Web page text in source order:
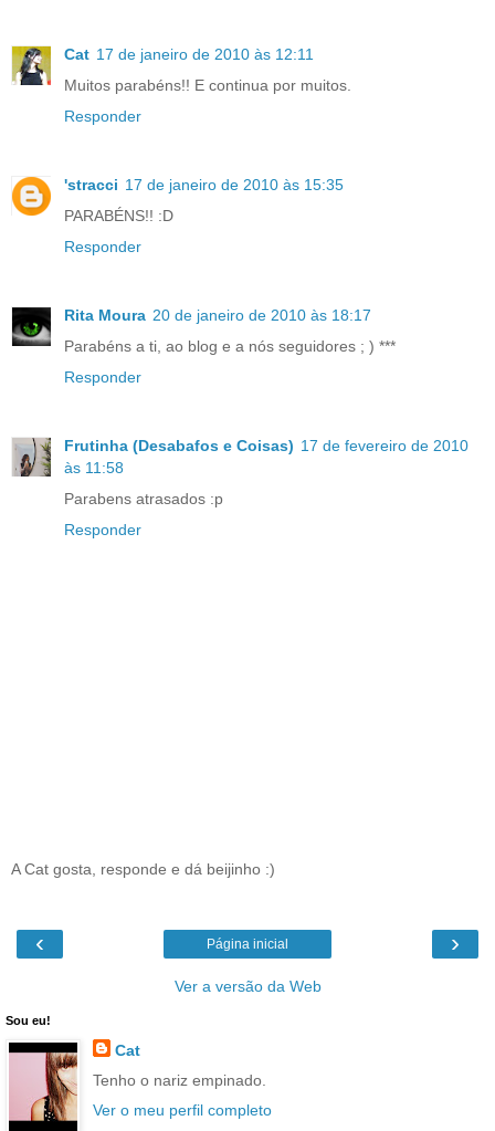
Cat 17 de janeiro de 2010 às 12:11
Muitos parabéns!! E continua por muitos.
Responder
'stracci 17 de janeiro de 2010 às 15:35
PARABÉNS!! :D
Responder
Rita Moura 20 de janeiro de 2010 às 18:17
Parabéns a ti, ao blog e a nós seguidores ; ) ***
Responder
Frutinha (Desabafos e Coisas) 17 de fevereiro de 2010
às 11:58
Parabens atrasados :p
Responder
A Cat gosta, responde e dá beijinho :)
‹ ›
Página inicial
Ver a versão da Web
Sou eu!
Cat
Tenho o nariz empinado.
Ver o meu perfil completo